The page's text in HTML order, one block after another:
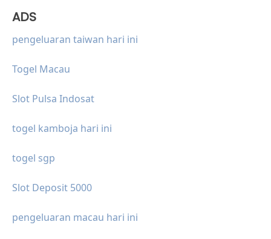
ADS
pengeluaran taiwan hari ini
Togel Macau
Slot Pulsa Indosat
togel kamboja hari ini
togel sgp
Slot Deposit 5000
pengeluaran macau hari ini